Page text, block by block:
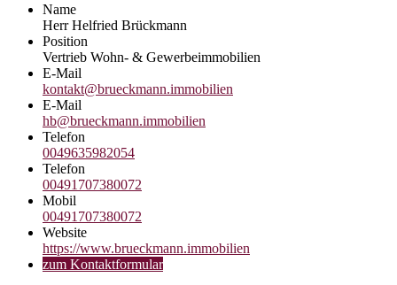
Name
Herr Helfried Brückmann
Position
Vertrieb Wohn- & Gewerbeimmobilien
E-Mail
kontakt@brueckmann.immobilien
E-Mail
hb@brueckmann.immobilien
Telefon
0049635982054
Telefon
00491707380072
Mobil
00491707380072
Website
https://www.brueckmann.immobilien
zum Kontaktformular